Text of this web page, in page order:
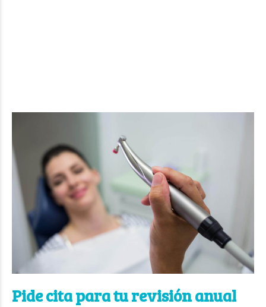
Pide cita para tu revisión anual